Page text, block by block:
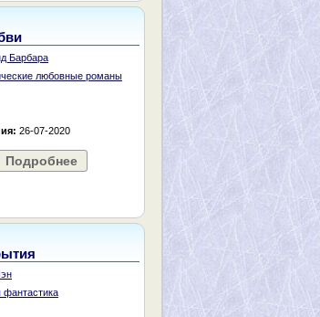
Барбара
любовные романы
26-07-2020
Подробнее
фантастика